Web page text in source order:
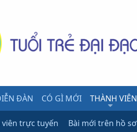
ĐÀN CÓ GÌ MỚI THÀNH VIÊN
viên trực tuyến Bài mới trên hồ sơ